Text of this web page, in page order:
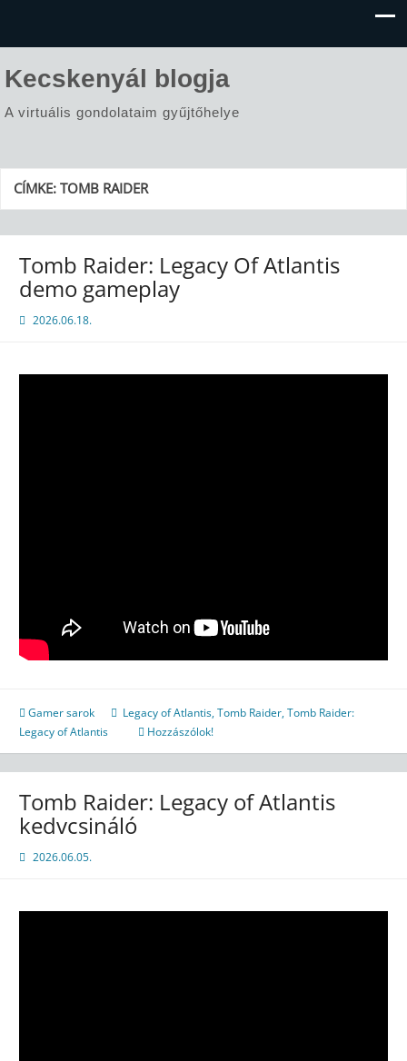
Kecskenyál blogja
A virtuális gondolataim gyűjtőhelye
CÍMKE:TOMB RAIDER
Tomb Raider: Legacy Of Atlantis
demo gameplay
2026.06.18.
Gamer sarok Legacy of Atlantis,Tomb Raider,Tomb Raider:
Legacy of Atlantis
Hozzászólok!
Tomb Raider: Legacy of Atlantis
kedvcsináló
2026.06.05.